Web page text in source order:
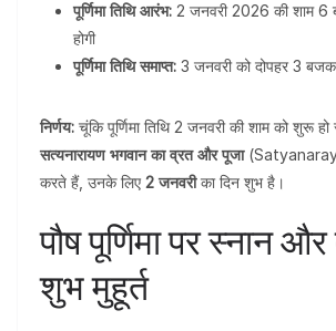
पूर्णिमा तिथि आरंभ: 2 जनवरी 2026 की शाम
होगी
पूर्णिमा तिथि समाप्त: 3 जनवरी को दोपहर 3
निर्णय: चूंकि पूर्णिमा तिथि 2 जनवरी की शाम को शुरू
सत्यनारायण भगवान का व्रत और पूजा
करते हैं, उनके लिए 2 जनवरीका दिन शुभ है।
पौष पूर्णिमा पर स्नान
शुभ मुहूर्त